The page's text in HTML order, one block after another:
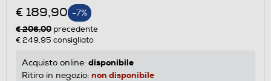
€ 189,90 -7%
€ 206,00 precedente
€ 249,95 consigliato
Acquisto online: disponibile
Ritiro in negozio: non disponibile